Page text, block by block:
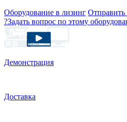
Оборудование в лизинг
?Задать вопрос по этому
Демонстрация
Доставка